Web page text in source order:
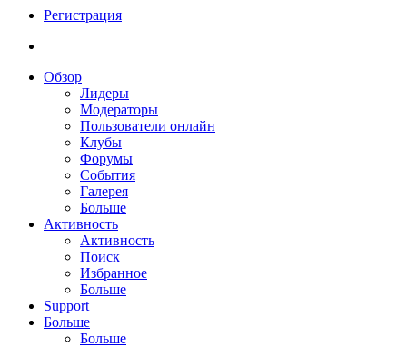
Регистрация
Обзор
Лидеры
Модераторы
Пользователи онлайн
Клубы
Форумы
События
Галерея
Больше
Активность
Активность
Поиск
Избранное
Больше
Support
Больше
Больше